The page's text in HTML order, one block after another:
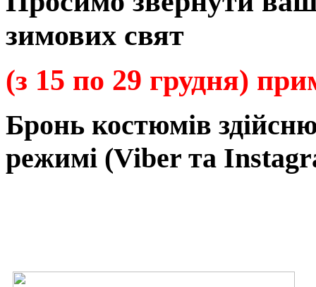
зимових свят
(з 15 по 29 грудня)
Бронь костюмів
режимі (Viber та